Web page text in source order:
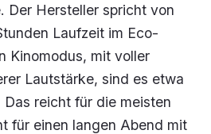
Der Hersteller spricht von
Laufzeit im Eco-
Kinomodus, mit voller
Lautstärke, sind es etwa
reicht für die meisten
für einen langen Abend mit